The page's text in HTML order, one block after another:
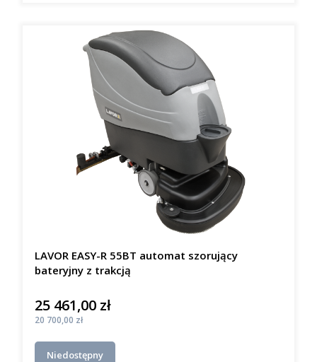
LAVOR EASY-R 55BT automat szorujący
bateryjny z trakcją
Cena
25 461,00 zł
Cena
20 700,00 zł
Niedostępny